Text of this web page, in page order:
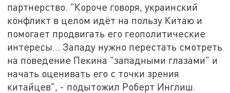
партнерство. "Короче говоря, украинский
конфликт в целом идёт на пользу Китаю и
помогает продвигать его геополитические
интересы… Западу нужно перестать смотреть
на поведение Пекина "западными глазами" и
начать оценивать его с точки зрения
китайцев", - подытожил Роберт Инглиш.